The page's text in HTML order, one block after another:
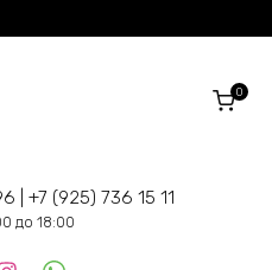
| +7 (925) 736 15 11
до 18:00
0